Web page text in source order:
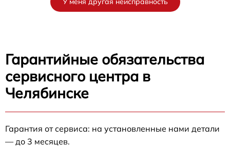
Гарантийные обязательства
сервисного центра в
Челябинске
Гарантия от сервиса: на установленные нами детали
— до 3 месяцев.